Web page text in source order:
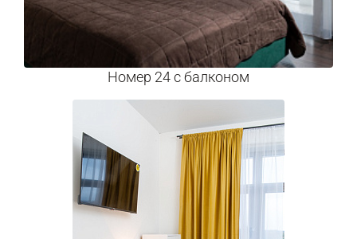
Номер 24 с балконом